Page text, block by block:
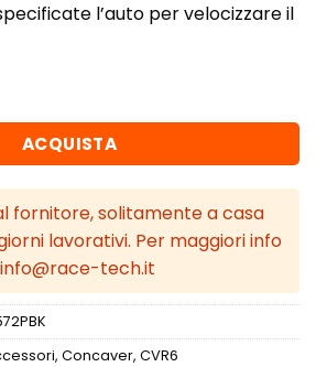
l’auto per velocizzare il
ET45 5x114,3 Platinum Black
ACQUISTA
fornitore, solitamente a casa
lavorativi. Per maggiori info
tech.it
, Concaver, CVR6